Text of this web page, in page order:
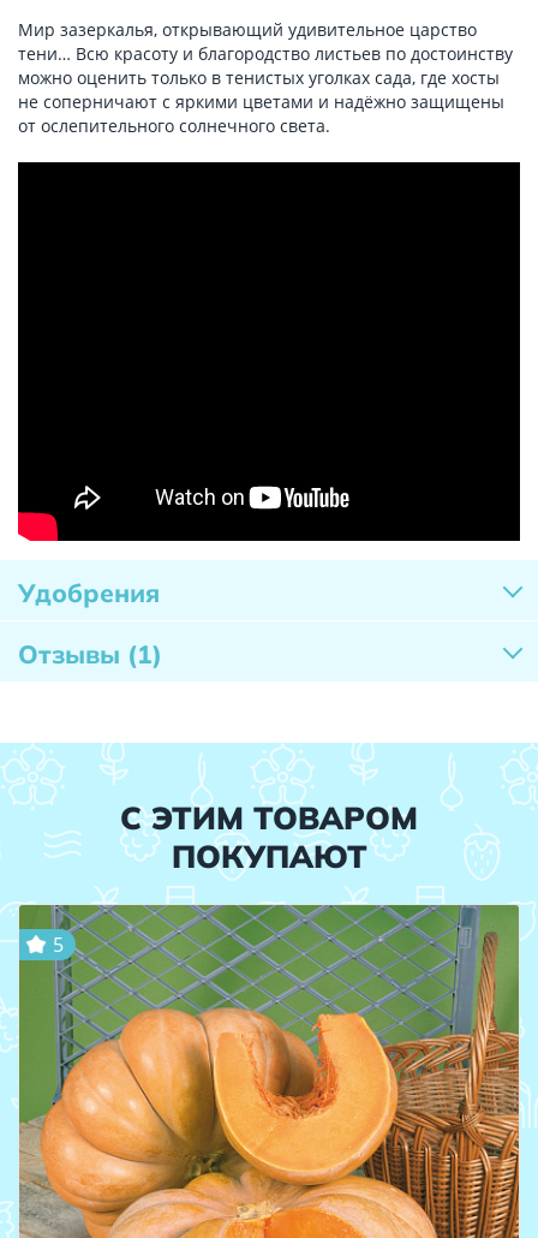
Мир зазеркалья, открывающий удивительное царство
тени… Всю красоту и благородство листьев по достоинству
можно оценить только в тенистых уголках сада, где хосты
не соперничают с яркими цветами и надёжно защищены
от ослепительного солнечного света.
Удобрения
Отзывы (1)
С ЭТИМ ТОВАРОМ
ПОКУПАЮТ
5